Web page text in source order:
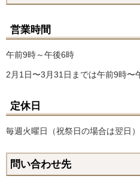
営業時間
午前9時～午後6時
2月1日〜3月31日までは午前9時〜
定休日
毎週火曜日（祝祭日の場合は翌日
問い合わせ先